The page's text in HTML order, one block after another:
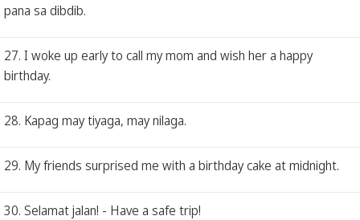
pana sa dibdib.
27. I woke up early to call my mom and wish her a happy
birthday.
28. Kapag may tiyaga, may nilaga.
29. My friends surprised me with a birthday cake at midnight.
30. Selamat jalan! - Have a safe trip!